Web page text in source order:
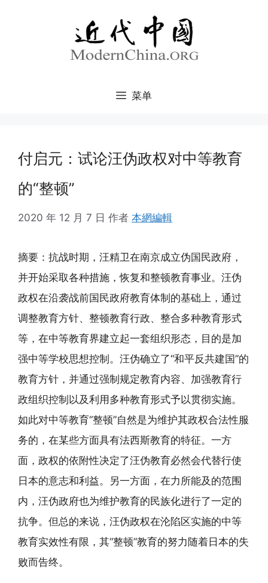
菜单
付启元：试论汪伪政权对中等教育
的“整顿”
2020 年 12 月 7 日 作者 本網編輯
摘要：抗战时期，汪精卫在南京成立伪国民政府，
并开始采取各种措施，恢复和整顿教育事业。汪伪
政权在沿袭战前国民政府教育体制的基础上，通过
调整教育方针、整顿教育行政、整合多种教育形式
等，在中等教育界建立起一套组织形态，目的是加
强中等学校思想控制。汪伪确立了“和平反共建国”的
教育方针，并通过强制规定教育内容、加强教育行
政组织控制以及利用多种教育形式予以贯彻实施。
如此对中等教育“整顿”自然是为维护其政权合法性服
务的，在某些方面具有法西斯教育的特征。一方
面，政权的依附性决定了汪伪教育必然会代替行使
日本的意志和利益。另一方面，在力所能及的范围
内，汪伪政府也为维护教育的民族化进行了一定的
抗争。但总的来说，汪伪政权在沦陷区实施的中等
教育实效性有限，其“整顿”教育的努力随着日本的失
败而告终。